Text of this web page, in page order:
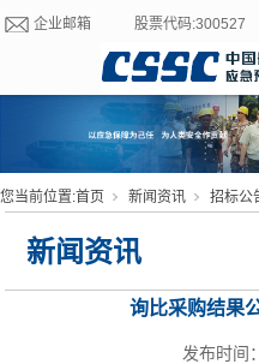
企业邮箱 股票代码:300527
您当前位置:首页 新闻资讯 招标公
新闻资讯
询比采购结果
发布时间：